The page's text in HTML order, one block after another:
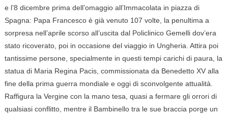
e l’8 dicembre prima dell’omaggio all’Immacolata in piazza di
Spagna: Papa Francesco è già venuto 107 volte, la penultima a
sorpresa nell’aprile scorso all’uscita dal Policlinico Gemelli dov’era
stato ricoverato, poi in occasione del viaggio in Ungheria. Attira poi
tantissime persone, specialmente in questi tempi carichi di paura, la
statua di Maria Regina Pacis, commissionata da Benedetto XV alla
fine della prima guerra mondiale e oggi di sconvolgente attualità.
Raffigura la Vergine con la mano tesa, quasi a fermare gli orrori di
qualsiasi conflitto, mentre il Bambinello tra le sue braccia porge un